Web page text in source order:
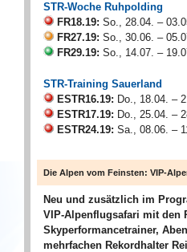
STR-Woche Ruhpolding
FR18.19: So., 28.04. –
FR27.19: So., 30.06. –
FR29.19: So., 14.07. –
STR-Training Sauerland
ESTR16.19: Do., 18.04. –
ESTR17.19: Do., 25.04. –
ESTR24.19: Sa., 08.06. –
Die Alpen vom Feinsten: VIP-
Neu und zusätzlich im
VIP-Alpenflugsafari mit den
Skyperformancetrainer,
mehrfachen Rekordhalter